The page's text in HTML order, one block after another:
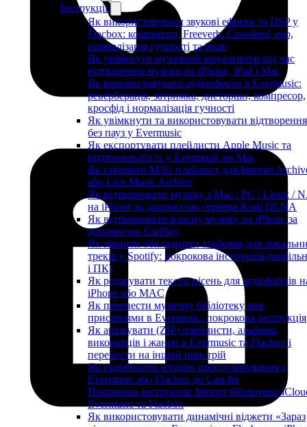
Інструкції
Як використовувати звукові ефекти та DSP у
Flacbox: компресор, Freeverb, Crossfeed, ехо,
нормалізація гучності та інше
Як увімкнути музичний візуалізатор під час
відтворення музики на iPhone, iPad і Mac
Як використовувати аудіоефекти в Evermusic:
реверберація, затримка, дисторшн, компресор,
кросфід і нормалізація гучності
Як увімкнути та використовувати відтворення
без пауз у Evermusic
Як експортувати плейлисти Apple Music та
відтворювати їх у Evermusic на Mac
Як створити M3U плейлист для Internet
або Live Music Archive
Як відтворювати музику з Mac / PC / Linux /
на iPhone за допомогою сервера Kodi DLNA
Як відтворювати власну музику на iPhone за
допомогою CarPlay
Як змінити обкладинки альбомів для
треків у Spotify: покрокова інструкція
і ПК)
Як редагувати тексти пісень для аудіофайлів
iPhone або MAC
Як перенести музичну бібліотеку між
пристроями в Evermusic: покрокова інструкція
Як архівувати (ZIP) плейлисти, альбоми,
виконавців і жанри в Evermusic та Flacbox і
перенести на інший пристрій
Як скробблити історію прослуховування з
Evermusic або Flacbox до Last.fm
Покрокова інструкція: Імпорт бібліотеки
Evermusic та Flacbox
Як використовувати динамічні віджети «Зараз